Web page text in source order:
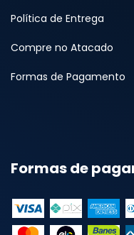
Política de Entrega
Compre no Atacado
Formas de Pagamento
Formas de